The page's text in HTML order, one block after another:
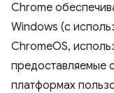
Chrome
Windows (с
ChromeOS,
предоставляемые
платформах